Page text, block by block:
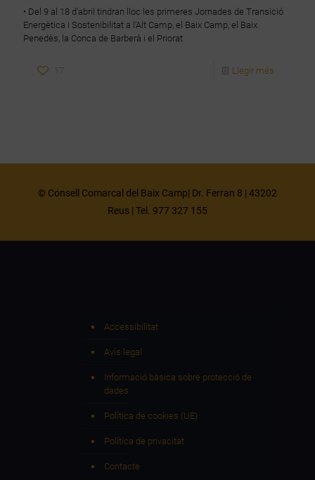
• Del 9 al 18 d’abril tindran lloc les primeres Jornades de Transició
Energètica i Sostenibilitat a l’Alt Camp, el Baix Camp, el Baix
Penedès, la Conca de Barberà i el Priorat
17 Llegir més
© Consell Comarcal del Baix Camp| Dr. Ferran 8 | 43202
Reus | Tel. 977 327 155
Accessibilitat
Avís legal
Informació bàsica sobre protecció de
dades
Política de cookies (UE)
Política de privacitat
Contacte